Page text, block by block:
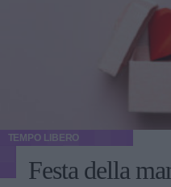
TEMPO LIBERO
Festa della